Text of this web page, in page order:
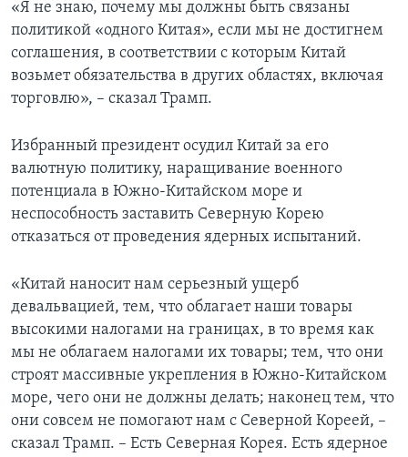
«Я не знаю, почему мы должны быть связаны
политикой «одного Китая», если мы не достигнем
соглашения, в соответствии с которым Китай
возьмет обязательства в других областях, включая
торговлю», – сказал Трамп.
Избранный президент осудил Китай за его
валютную политику, наращивание военного
потенциала в Южно-Китайском море и
неспособность заставить Северную Корею
отказаться от проведения ядерных испытаний.
«Китай наносит нам серьезный ущерб
девальвацией, тем, что облагает наши товары
высокими налогами на границах, в то время как
мы не облагаем налогами их товары; тем, что они
строят массивные укрепления в Южно-Китайском
море, чего они не должны делать; наконец тем, что
они совсем не помогают нам с Северной Кореей, –
сказал Трамп. – Есть Северная Корея. Есть ядерное